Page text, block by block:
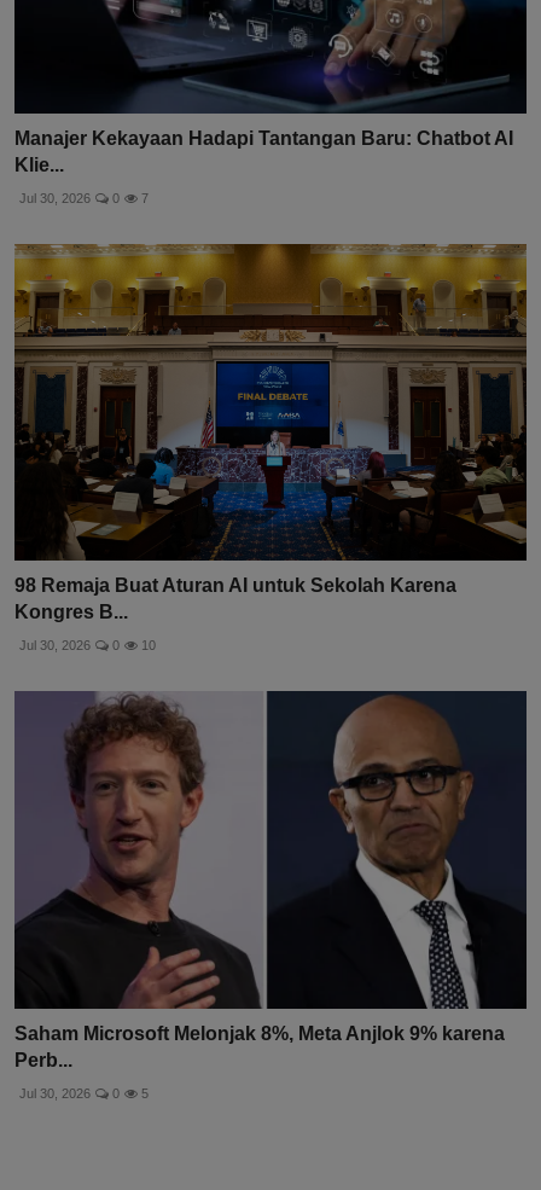
Manajer Kekayaan Hadapi Tantangan Baru: Chatbot AI
Klie...
Jul 30, 2026 0 7
98 Remaja Buat Aturan AI untuk Sekolah Karena
Kongres B...
Jul 30, 2026 0 10
Saham Microsoft Melonjak 8%, Meta Anjlok 9% karena
Perb...
Jul 30, 2026 0 5